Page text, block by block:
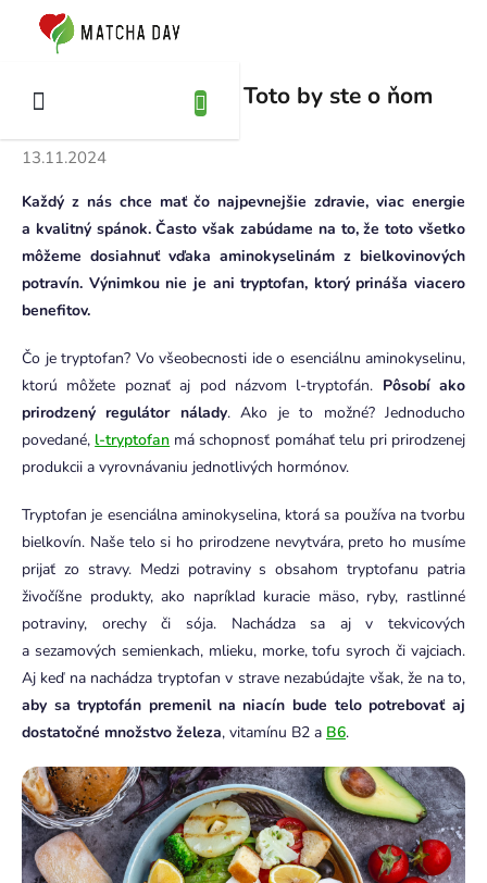
Spoznajte tryptofan: Toto by ste o ňom
13.11.2024
Každý z nás chce mať čo najpevnejšie zdravie, viac energie
a kvalitný spánok. Často však zabúdame na to, že toto všetko
môžeme dosiahnuť vďaka aminokyselinám z bielkovinových
potravín. Výnimkou nie je ani tryptofan, ktorý prináša viacero
benefitov.
Čo je tryptofan? Vo všeobecnosti ide o esenciálnu aminokyselinu,
ktorú môžete poznať aj pod názvom l-tryptofán. Pôsobí ako
prirodzený regulátor nálady. Ako je to možné? Jednoducho
povedané, l-tryptofan má schopnosť pomáhať telu pri prirodzenej
produkcii a vyrovnávaniu jednotlivých hormónov.
Tryptofan je esenciálna aminokyselina, ktorá sa používa na tvorbu
bielkovín. Naše telo si ho prirodzene nevytvára, preto ho musíme
prijať zo stravy. Medzi potraviny s obsahom tryptofanu patria
živočíšne produkty, ako napríklad kuracie mäso, ryby, rastlinné
potraviny, orechy či sója. Nachádza sa aj v tekvicových
a sezamových semienkach, mlieku, morke, tofu syroch či vajciach.
Aj keď na nachádza tryptofan v strave nezabúdajte však, že na to,
aby sa tryptofán premenil na niacín bude telo potrebovať aj
dostatočné množstvo železa, vitamínu B2 a B6.